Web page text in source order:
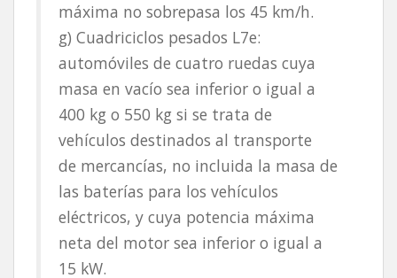
máxima no sobrepasa los 45 km/h.
g) Cuadriciclos pesados L7e:
automóviles de cuatro ruedas cuya
masa en vacío sea inferior o igual a
400 kg o 550 kg si se trata de
vehículos destinados al transporte
de mercancías, no incluida la masa de
las baterías para los vehículos
eléctricos, y cuya potencia máxima
neta del motor sea inferior o igual a
15 kW.